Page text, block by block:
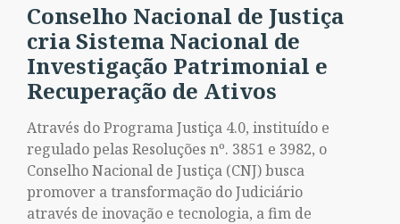
Conselho Nacional de Justiça
cria Sistema Nacional de
Investigação Patrimonial e
Recuperação de Ativos
Através do Programa Justiça 4.0, instituído e
regulado pelas Resoluções nº. 3851 e 3982, o
Conselho Nacional de Justiça (CNJ) busca
promover a transformação do Judiciário
através de inovação e tecnologia, a fim de